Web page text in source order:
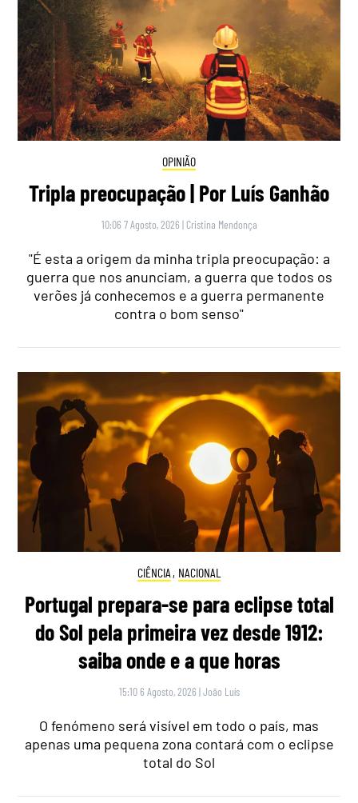
OPINIÃO
Tripla preocupação | Por Luís Ganhão
10:06 7 Agosto, 2026 | Cristina Mendonça
"É esta a origem da minha tripla preocupação: a
guerra que nos anunciam, a guerra que todos os
verões já conhecemos e a guerra permanente
contra o bom senso"
CIÊNCIA , NACIONAL
Portugal prepara-se para eclipse total
do Sol pela primeira vez desde 1912:
saiba onde e a que horas
15:10 6 Agosto, 2026 |João Luís
O fenómeno será visível em todo o país, mas
apenas uma pequena zona contará com o eclipse
total do Sol